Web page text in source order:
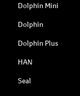
Dolphin Mini
Dolphin
Dolphin Plus
HAN
Seal